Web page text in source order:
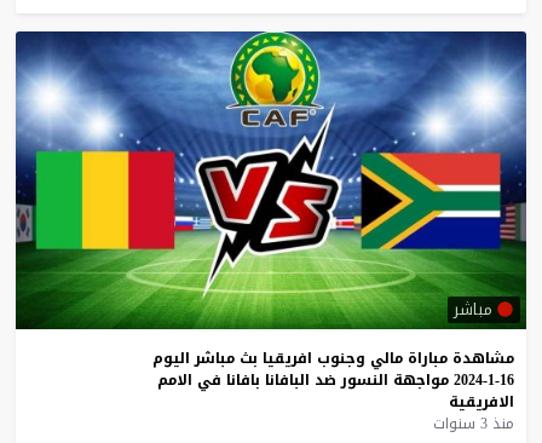
مباشر
مشاهدة مباراة مالي وجنوب افريقيا بث مباشر اليوم
16-1-2024
مواجهة النسور ضد البافانا بافانا في الامم
الافريقية
منذ 3 سنوات